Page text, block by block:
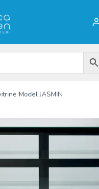
Model JASMIN